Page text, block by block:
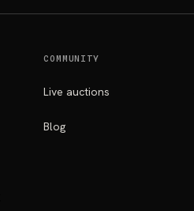
COMMUNITY
Live auctions
Blog